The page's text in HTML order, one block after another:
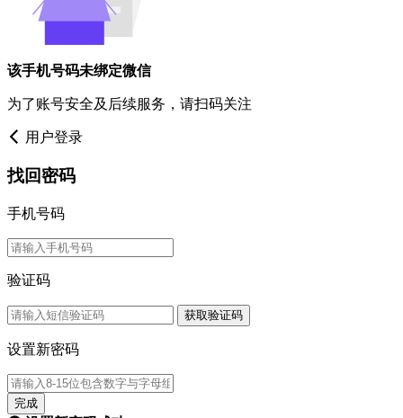
该手机号码未绑定微信
为了账号安全及后续服务，请扫码关注
用户登录
找回密码
手机号码
验证码
获取验证码
设置新密码
完成